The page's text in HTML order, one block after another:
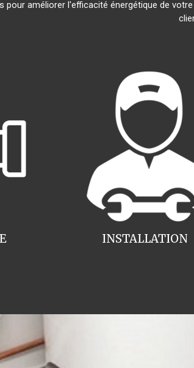
pour améliorer l'efficacité énergétique de
INSTALLATION